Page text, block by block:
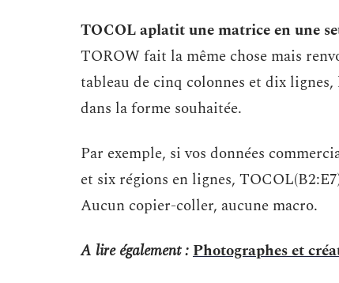
TOCOL aplatit une matrice en une
TOROW fait la même chose mais
tableau de cinq colonnes et dix
dans la forme souhaitée.
Par exemple, si vos données
et six régions en lignes,
Aucun copier-coller, aucune macro.
A lire également :Photographes et